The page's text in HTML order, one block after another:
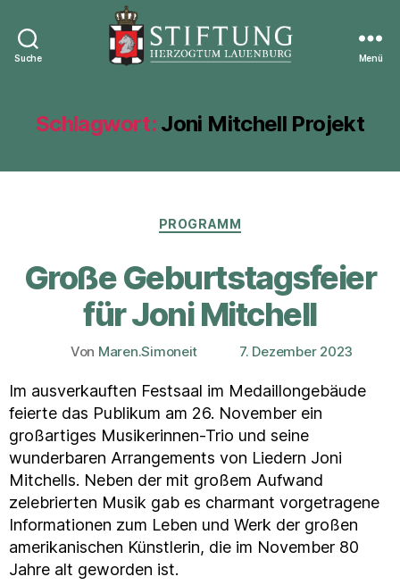
Suche
Lauenburg
Menü
Schlagwort: Joni Mitchell Projekt
Kategorien
PROGRAMM
Große Geburtstagsfeier
für Joni Mitchell
Beitragsautor
Von Maren.Simoneit Veröffentlichungsdatum
7. Dezember 2023
Im ausverkauften Festsaal im Medaillongebäude
feierte das Publikum am 26. November ein
großartiges Musikerinnen-Trio und seine
wunderbaren Arrangements von Liedern Joni
Mitchells. Neben der mit großem Aufwand
zelebrierten Musik gab es charmant vorgetragene
Informationen zum Leben und Werk der großen
amerikanischen Künstlerin, die im November 80
Jahre alt geworden ist.